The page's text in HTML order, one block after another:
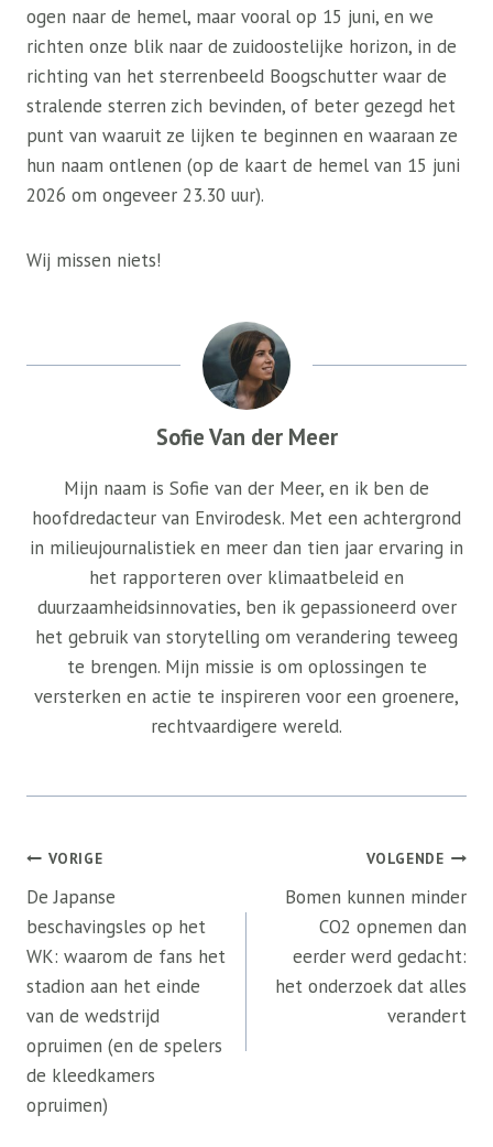
ogen naar de hemel, maar vooral op 15 juni, en we
richten onze blik naar de zuidoostelijke horizon, in de
richting van het sterrenbeeld Boogschutter waar de
stralende sterren zich bevinden, of beter gezegd het
punt van waaruit ze lijken te beginnen en waaraan ze
hun naam ontlenen (op de kaart de hemel van 15 juni
2026 om ongeveer 23.30 uur).
Wij missen niets!
Sofie Van der Meer
Mijn naam is Sofie van der Meer, en ik ben de
hoofdredacteur van Envirodesk. Met een achtergrond
in milieujournalistiek en meer dan tien jaar ervaring in
het rapporteren over klimaatbeleid en
duurzaamheidsinnovaties, ben ik gepassioneerd over
het gebruik van storytelling om verandering teweeg
te brengen. Mijn missie is om oplossingen te
versterken en actie te inspireren voor een groenere,
rechtvaardigere wereld.
Bericht
navigatie
VORIGE
De Japanse
beschavingsles op het
WK: waarom de fans het
stadion aan het einde
van de wedstrijd
opruimen (en de spelers
de kleedkamers
opruimen)
VOLGENDE
Bomen kunnen minder
CO2 opnemen dan
eerder werd gedacht:
het onderzoek dat alles
verandert